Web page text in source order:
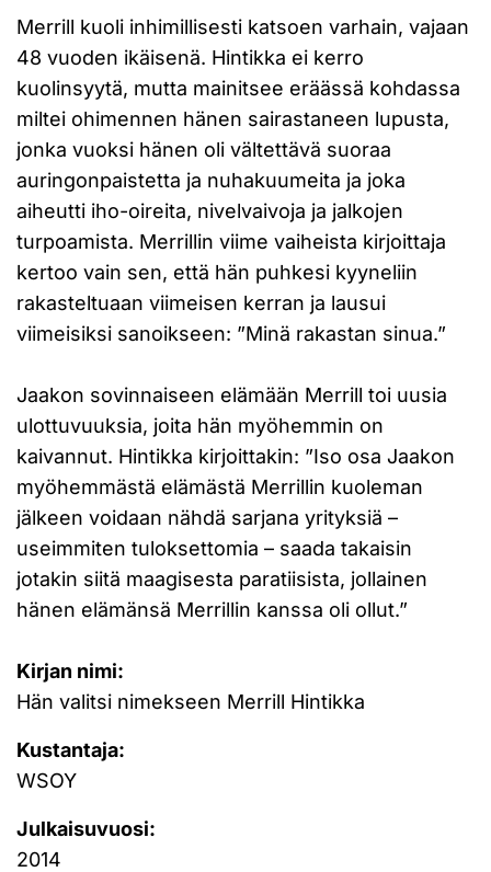
Merrill kuoli inhimillisesti katsoen varhain, vajaan
48 vuoden ikäisenä. Hintikka ei kerro
kuolinsyytä, mutta mainitsee eräässä kohdassa
miltei ohimennen hänen sairastaneen lupusta,
jonka vuoksi hänen oli vältettävä suoraa
auringonpaistetta ja nuhakuumeita ja joka
aiheutti iho-oireita, nivelvaivoja ja jalkojen
turpoamista. Merrillin viime vaiheista kirjoittaja
kertoo vain sen, että hän puhkesi kyyneliin
rakasteltuaan viimeisen kerran ja lausui
viimeisiksi sanoikseen: ”Minä rakastan sinua.”
Jaakon sovinnaiseen elämään Merrill toi uusia
ulottuvuuksia, joita hän myöhemmin on
kaivannut. Hintikka kirjoittakin: ”Iso osa Jaakon
myöhemmästä elämästä Merrillin kuoleman
jälkeen voidaan nähdä sarjana yrityksiä –
useimmiten tuloksettomia – saada takaisin
jotakin siitä maagisesta paratiisista, jollainen
hänen elämänsä Merrillin kanssa oli ollut.”
Kirjan nimi:
Hän valitsi nimekseen Merrill Hintikka
Kustantaja:
WSOY
Julkaisuvuosi:
2014